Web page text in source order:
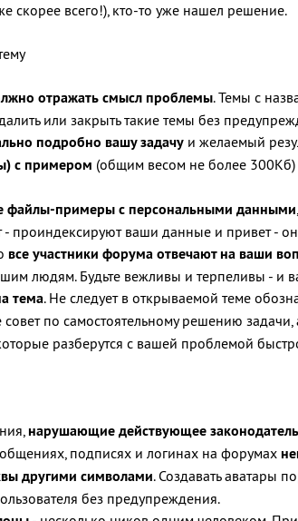
скорее всего!), кто-то уже нашел решение.
отражать смысл проблемы. Темы с
или закрыть такие темы без
подробно вашу задачуи желаемый
с примером (общим весом не более 300Кб)
файлы-примеры с персональными данными
- проиндексируют ваши данные и привет -
все участники форума отвечают на ваши
людям. Будьте вежливы и терпеливы - и
тема. Не следует в открываемой теме
по самостоятельному решению задачи,
разберутся с вашей проблемой
нарушающие действующее
подписях и логинах на форумах
другими символами. Создавать аватары
без предупреждения.